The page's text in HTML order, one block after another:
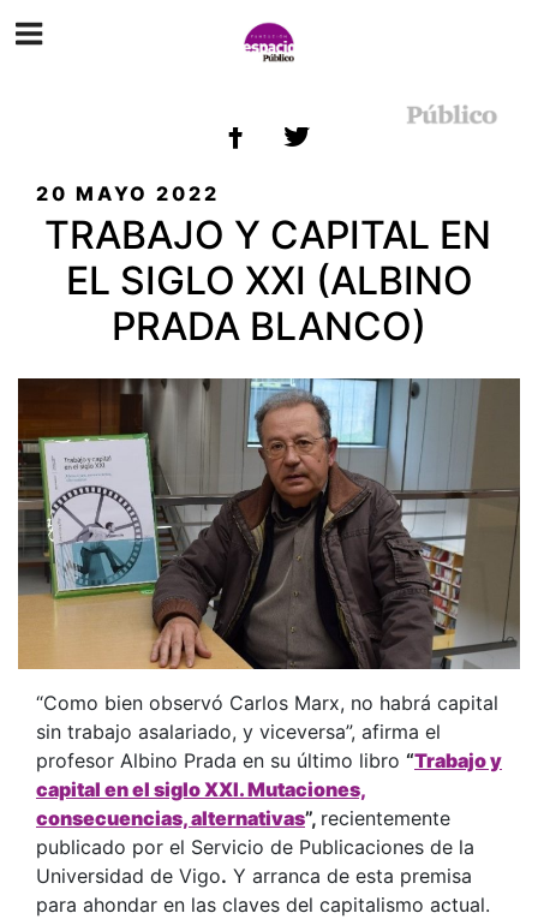
PUBLICADO
EL
20 MAYO 2022
TRABAJO Y CAPITAL EN
EL SIGLO XXI (ALBINO
PRADA BLANCO)
“Como bien observó Carlos Marx, no habrá capital
sin trabajo asalariado, y viceversa”, afirma el
profesor Albino Prada en su último libro “Trabajo y
capital en el siglo XXI. Mutaciones,
consecuencias, alternativas”, recientemente
publicado por el Servicio de Publicaciones de la
Universidad de Vigo. Y arranca de esta premisa
para ahondar en las claves del capitalismo actual.